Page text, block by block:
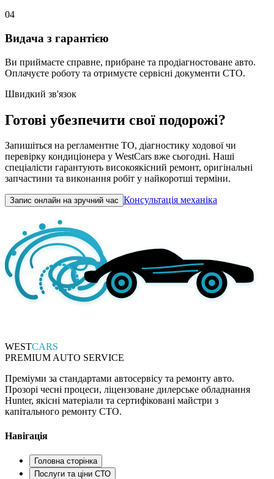
04
Видача з гарантією
Ви приймаєте справне, прибране та продіагностоване авто.
Оплачуєте роботу та отримуєте сервісні документи СТО.
Швидкий зв'язок
Готові убезпечити свої подорожі?
Запишіться на регламентне ТО, діагностику ходової чи
перевірку кондиціонера у WestCars вже сьогодні. Наші
спеціалісти гарантують високоякісний ремонт, оригінальні
запчастини та виконання робіт у найкоротші терміни.
Запис онлайн на зручний час Консультація механіка
WESTCARS
PREMIUM AUTO SERVICE
Преміуми за стандартами автосервісу та ремонту авто.
Прозорі чесні процеси, ліцензоване дилерське обладнання
Hunter, якісні матеріали та сертифіковані майстри з
капітального ремонту СТО.
Навігація
Головна сторінка
Послуги та ціни СТО